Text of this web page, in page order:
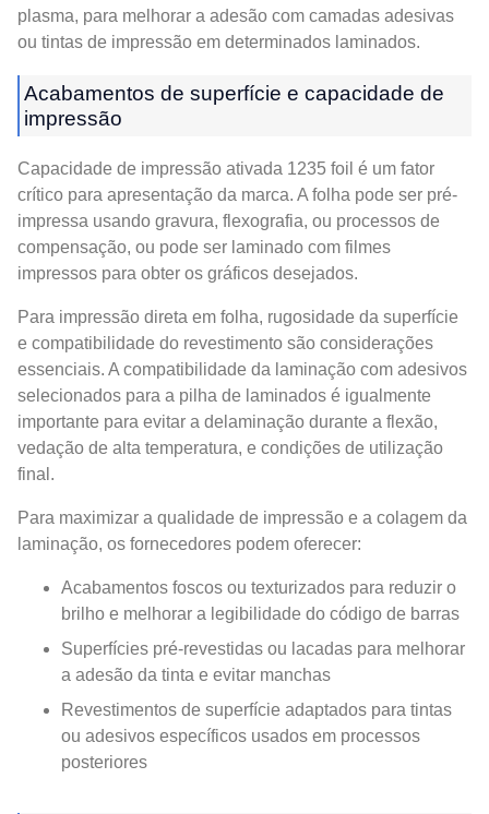
plasma, para melhorar a adesão com camadas adesivas
ou tintas de impressão em determinados laminados.
Acabamentos de superfície e capacidade de
impressão
Capacidade de impressão ativada 1235 foil é um fator
crítico para apresentação da marca. A folha pode ser pré-
impressa usando gravura, flexografia, ou processos de
compensação, ou pode ser laminado com filmes
impressos para obter os gráficos desejados.
Para impressão direta em folha, rugosidade da superfície
e compatibilidade do revestimento são considerações
essenciais. A compatibilidade da laminação com adesivos
selecionados para a pilha de laminados é igualmente
importante para evitar a delaminação durante a flexão,
vedação de alta temperatura, e condições de utilização
final.
Para maximizar a qualidade de impressão e a colagem da
laminação, os fornecedores podem oferecer:
Acabamentos foscos ou texturizados para reduzir o
brilho e melhorar a legibilidade do código de barras
Superfícies pré-revestidas ou lacadas para melhorar
a adesão da tinta e evitar manchas
Revestimentos de superfície adaptados para tintas
ou adesivos específicos usados ​​em processos
posteriores